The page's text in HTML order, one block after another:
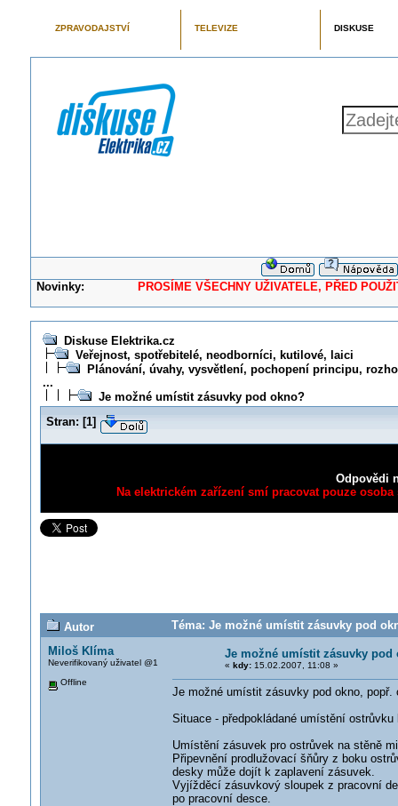
ZPRAVODAJSTVÍ TELEVIZE DISKUSE
Novinky: PROSÍME VŠECHNY UŽIVATELE, PŘED
Diskuse Elektrika.cz
Veřejnost, spotřebitelé, neodborníci, kutilové, laici
Plánování, úvahy, vysvětlení, pochopení principu,
...
Je možné umístit zásuvky pod okno?
Stran: [1]
Odpovědi
Na elektrickém zařízení smí pracovat pouze
Autor
Téma: Je možné umístit zásuvky pod
Miloš Klíma
Neverifikovaný uživatel @1
Offline
Je možné umístit zásuvky pod
« kdy:15.02.2007, 11:08 »
Je možné umístit zásuvky pod okno, popř.
Situace - předpokládané umístění
Umístění zásuvek pro ostrůvek na stěně
Připevnění prodlužovací šňůry z boku
desky může dojít k zaplavení zásuvek.
Vyjížděcí zásuvkový sloupek z pracovní
po pracovní desce.